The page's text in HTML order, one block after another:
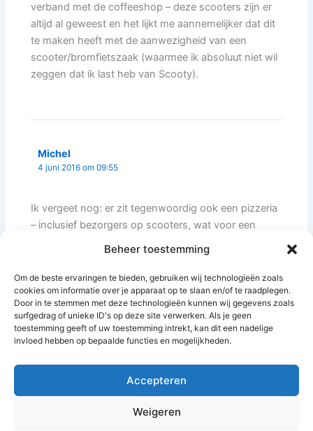
Beheer toestemming
Om de beste ervaringen te bieden, gebruiken wij technologieën zoals
cookies om informatie over je apparaat op te slaan en/of te raadplegen.
Door in te stemmen met deze technologieën kunnen wij gegevens zoals
surfgedrag of unieke ID's op deze site verwerken. Als je geen
toestemming geeft of uw toestemming intrekt, kan dit een nadelige
invloed hebben op bepaalde functies en mogelijkheden.
Accepteren
Weigeren
verband met de coffeeshop – deze scooters zijn er
altijd al geweest en het lijkt me aannemelijker dat dit
te maken heeft met de aanwezigheid van een
scooter/bromfietszaak (waarmee ik absoluut niet wil
zeggen dat ik last heb van Scooty).
Michel
4 juni 2016 om 09:55
Ik vergeet nog: er zit tegenwoordig ook een pizzeria
– inclusief bezorgers op scooters, wat voor een
toename zorgt van brommer-verkeer. Overigens heb
Reacties zijn gesloten.